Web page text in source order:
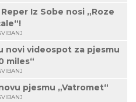
Iz Sobe nosi „Roze
novi videospot za pjesmu
miles“
pjesmu „Vatromet“